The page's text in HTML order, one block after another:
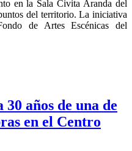
en la Sala Civita Aranda del
del territorio. La iniciativa
de Artes Escénicas del
años de una de
en el Centro